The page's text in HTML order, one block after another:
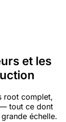
et les
root complet,
— tout ce dont
échelle.